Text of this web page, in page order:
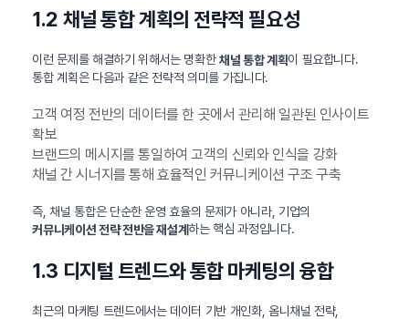
1.2 채널 통합 계획의 전략적 필요성
이런 문제를 해결하기 위해서는 명확한채널 통합 계획이 필요합니다.
통합 계획은 다음과 같은 전략적 의미를 가집니다.
고객 여정 전반의 데이터를 한 곳에서 관리해 일관된 인사이트
확보
브랜드의 메시지를 통일하여 고객의 신뢰와 인식을 강화
채널 간 시너지를 통해 효율적인 커뮤니케이션 구조 구축
즉, 채널 통합은 단순한 운영 효율의 문제가 아니라, 기업의
커뮤니케이션 전략 전반을 재설계 하는 핵심 과정입니다.
1.3 디지털 트렌드와 통합 마케팅의 융합
최근의 마케팅 트렌드에서는 데이터 기반 개인화, 옴니채널 전략,